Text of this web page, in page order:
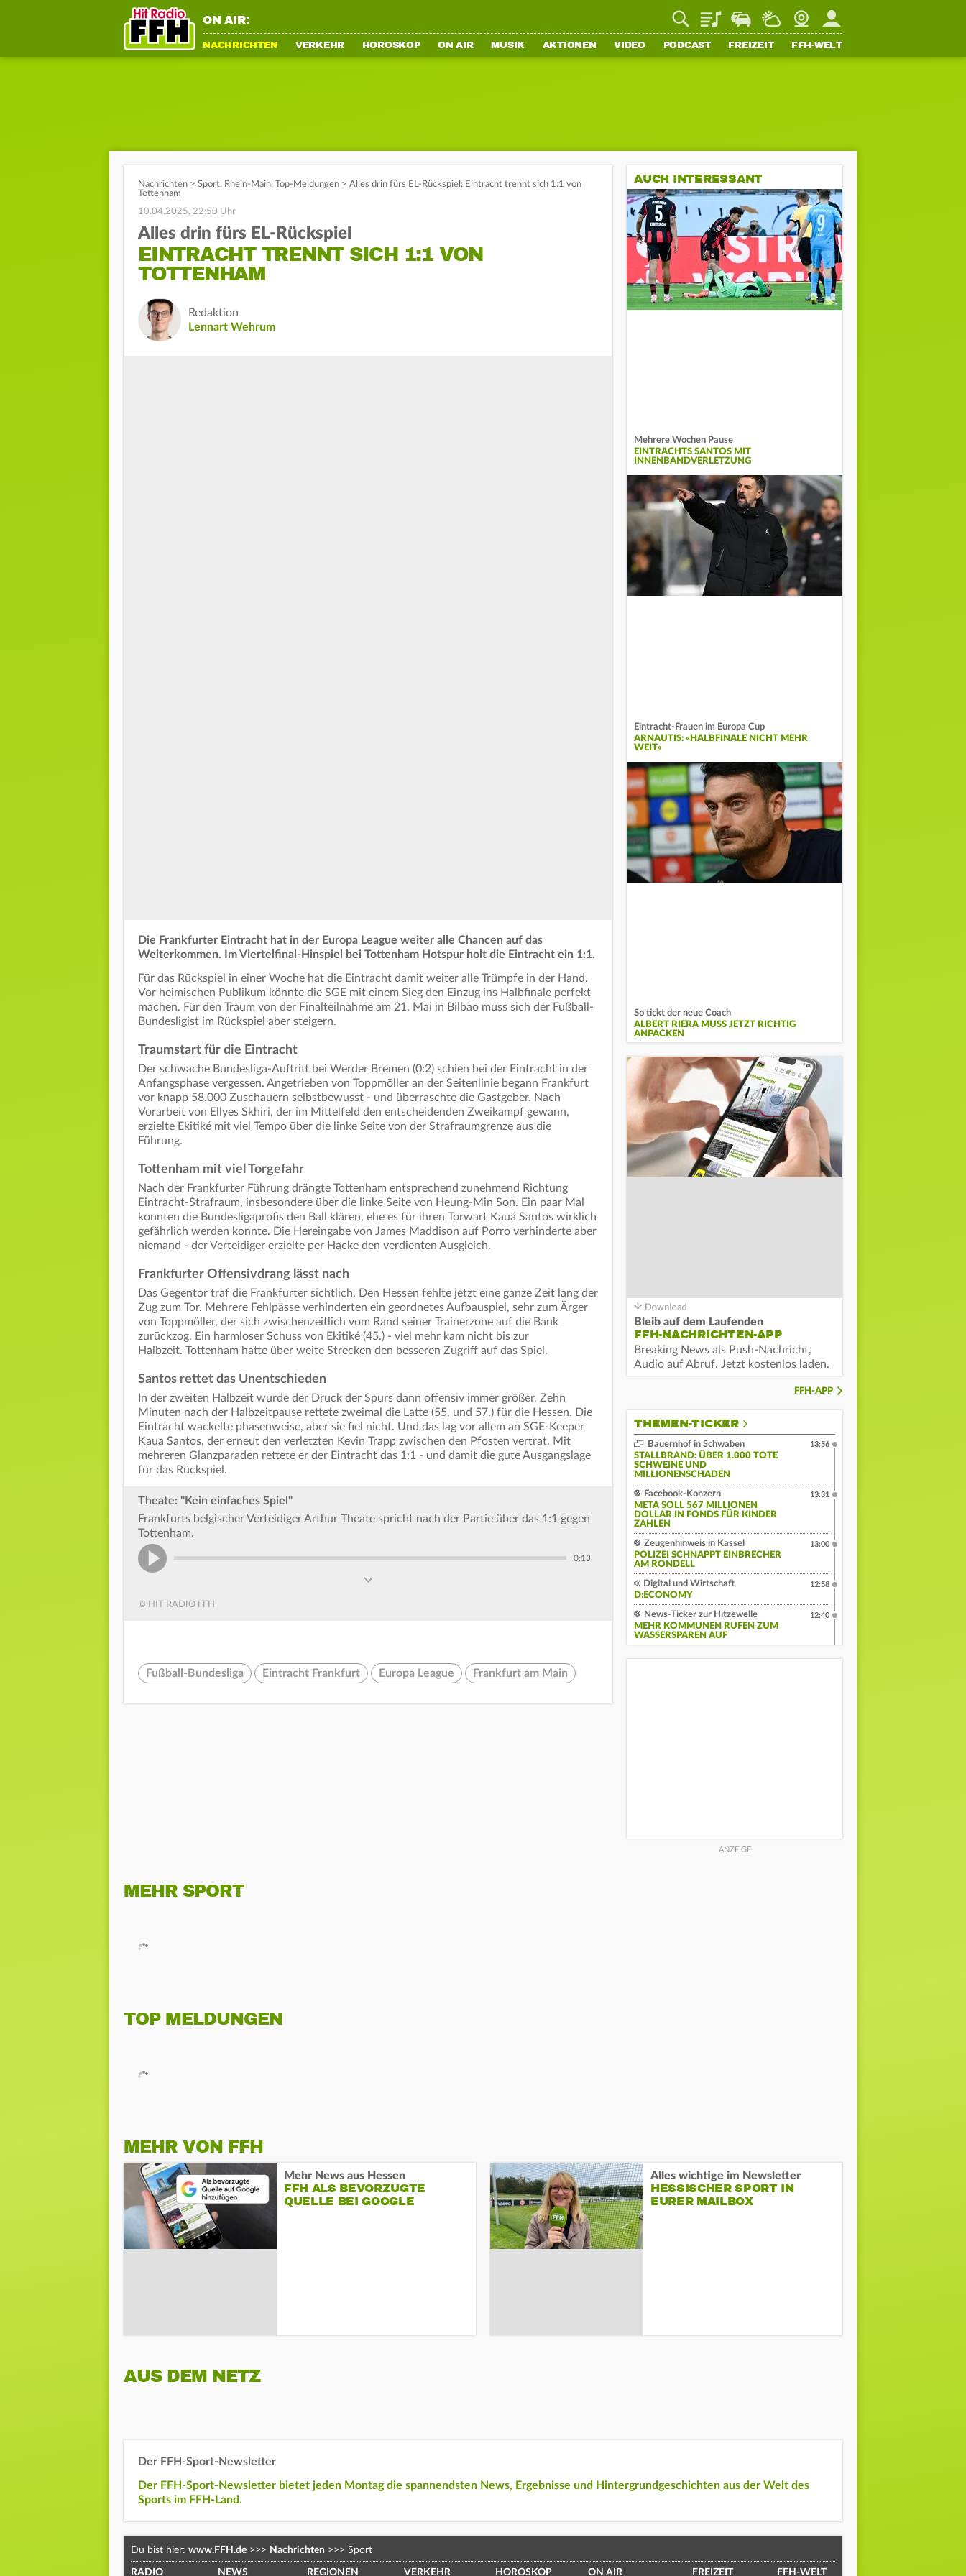
ON AIR: PlaylistStaupilotWetterWebcamMein FFH
NACHRICHTEN VERKEHR HOROSKOP ON AIR MUSIK AKTIONEN VIDEO PODCAST FREIZEIT FFH-WELT
Nachrichten > Sport, Rhein-Main, Top-Meldungen > Alles drin fürs EL-Rückspiel: Eintracht trennt sich 1:1 von
Tottenham
10.04.2025, 22:50 Uhr
Alles drin fürs EL-Rückspiel
EINTRACHT TRENNT SICH 1:1 VON
TOTTENHAM
Redaktion
Lennart Wehrum
Die Frankfurter Eintracht hat in der Europa League weiter alle Chancen auf das
Weiterkommen. Im Viertelfinal-Hinspiel bei Tottenham Hotspur holt die Eintracht ein 1:1.
Für das Rückspiel in einer Woche hat die Eintracht damit weiter alle Trümpfe in der Hand.
Vor heimischen Publikum könnte die SGE mit einem Sieg den Einzug ins Halbfinale perfekt
machen. Für den Traum von der Finalteilnahme am 21. Mai in Bilbao muss sich der Fußball-
Bundesligist im Rückspiel aber steigern.
Traumstart für die Eintracht
Der schwache Bundesliga-Auftritt bei Werder Bremen (0:2) schien bei der Eintracht in der
Anfangsphase vergessen. Angetrieben von Toppmöller an der Seitenlinie begann Frankfurt
vor knapp 58.000 Zuschauern selbstbewusst - und überraschte die Gastgeber. Nach
Vorarbeit von Ellyes Skhiri, der im Mittelfeld den entscheidenden Zweikampf gewann,
erzielte Ekitiké mit viel Tempo über die linke Seite von der Strafraumgrenze aus die
Führung.
Tottenham mit viel Torgefahr
Nach der Frankfurter Führung drängte Tottenham entsprechend zunehmend Richtung
Eintracht-Strafraum, insbesondere über die linke Seite von Heung-Min Son. Ein paar Mal
konnten die Bundesligaprofis den Ball klären, ehe es für ihren Torwart Kauã Santos wirklich
gefährlich werden konnte. Die Hereingabe von James Maddison auf Porro verhinderte aber
niemand - der Verteidiger erzielte per Hacke den verdienten Ausgleich.
Frankfurter Offensivdrang lässt nach
Das Gegentor traf die Frankfurter sichtlich. Den Hessen fehlte jetzt eine ganze Zeit lang der
Zug zum Tor. Mehrere Fehlpässe verhinderten ein geordnetes Aufbauspiel, sehr zum Ärger
von Toppmöller, der sich zwischenzeitlich vom Rand seiner Trainerzone auf die Bank
zurückzog. Ein harmloser Schuss von Ekitiké (45.) - viel mehr kam nicht bis zur
Halbzeit. Tottenham hatte über weite Strecken den besseren Zugriff auf das Spiel.
Santos rettet das Unentschieden
In der zweiten Halbzeit wurde der Druck der Spurs dann offensiv immer größer. Zehn
Minuten nach der Halbzeitpause rettete zweimal die Latte (55. und 57.) für die Hessen. Die
Eintracht wackelte phasenweise, aber sie fiel nicht. Und das lag vor allem an SGE-Keeper
Kaua Santos, der erneut den verletzten Kevin Trapp zwischen den Pfosten vertrat. Mit
mehreren Glanzparaden rettete er der Eintracht das 1:1 - und damit die gute Ausgangslage
für das Rückspiel.
Theate: "Kein einfaches Spiel"
Frankfurts belgischer Verteidiger Arthur Theate spricht nach der Partie über das 1:1 gegen
Tottenham.
0:13
© HIT RADIO FFH
Fußball-Bundesliga Eintracht Frankfurt Europa League Frankfurt am Main
AUCH INTERESSANT
Mehrere Wochen Pause
EINTRACHTS SANTOS MIT
INNENBANDVERLETZUNG
Eintracht-Frauen im Europa Cup
ARNAUTIS: «HALBFINALE NICHT MEHR
WEIT»
So tickt der neue Coach
ALBERT RIERA MUSS JETZT RICHTIG
ANPACKEN
Bleib auf dem Laufenden
FFH-NACHRICHTEN-APP
Breaking News als Push-Nachricht,
Audio auf Abruf. Jetzt kostenlos laden.
FFH-APP
THEMEN-TICKER
Bauernhof in Schwaben
STALLBRAND: ÜBER 1.000 TOTE
SCHWEINE UND
MILLIONENSCHADEN
13:56
Facebook-Konzern
META SOLL 567 MILLIONEN
DOLLAR IN FONDS FÜR KINDER
ZAHLEN
13:31
Zeugenhinweis in Kassel
POLIZEI SCHNAPPT EINBRECHER
AM RONDELL
13:00
Digital und Wirtschaft
D:ECONOMY
12:58
News-Ticker zur Hitzewelle
MEHR KOMMUNEN RUFEN ZUM
WASSERSPAREN AUF
12:40
MEHR SPORT
TOP MELDUNGEN
MEHR VON FFH
Mehr News aus Hessen
FFH ALS BEVORZUGTE
QUELLE BEI GOOGLE
Alles wichtige im Newsletter
HESSISCHER SPORT IN
EURER MAILBOX
AUS DEM NETZ
Der FFH-Sport-Newsletter
Der FFH-Sport-Newsletter bietet jeden Montag die spannendsten News, Ergebnisse und Hintergrundgeschichten aus der Welt des
Sports im FFH-Land.
Du bist hier: www.FFH.de >>> Nachrichten >>> Sport
RADIO NEWS REGIONEN VERKEHR HOROSKOP ON AIR FREIZEIT FFH-WELT